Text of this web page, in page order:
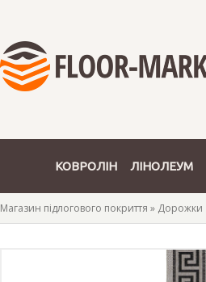
КОВРОЛІН ЛІНОЛЕУМ
Магазин підлогового покриття » Дорожки